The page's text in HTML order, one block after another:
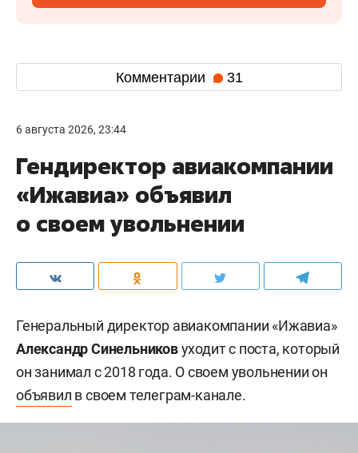
Комментарии 31
6 августа 2026, 23:44
Гендиректор авиакомпании
«Ижавиа» объявил
о своем увольнении
Генеральный директор авиакомпании «Ижавиа»
Александр Синельниковуходит с поста, который
он занимал с 2018 года. О своем увольнении он
объявил в своем телеграм-канале.